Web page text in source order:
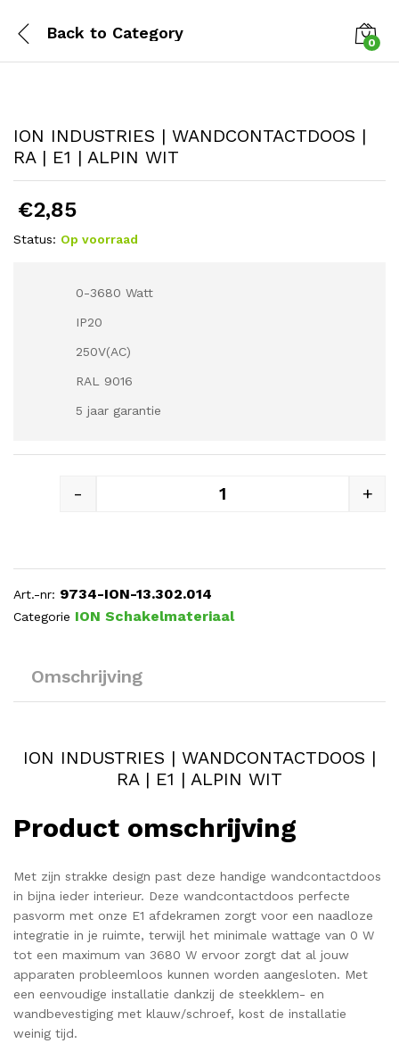
Back to Category
0
ION INDUSTRIES | WANDCONTACTDOOS |
RA | E1 | ALPIN WIT
€2,85
Status: Op voorraad
0-3680 Watt
IP20
250V(AC)
RAL 9016
5 jaar garantie
ION INDUSTRIES |
- +
Art.-nr: 9734-ION-13.302.014
Categorie ION Schakelmateriaal
Omschrijving
ION INDUSTRIES | WANDCONTACTDOOS |
RA | E1 | ALPIN WIT
Product omschrijving
Met zijn strakke design past deze handige wandcontactdoos
in bijna ieder interieur. Deze wandcontactdoos perfecte
pasvorm met onze E1 afdekramen zorgt voor een naadloze
integratie in je ruimte, terwijl het minimale wattage van 0 W
tot een maximum van 3680 W ervoor zorgt dat al jouw
apparaten probleemloos kunnen worden aangesloten. Met
een eenvoudige installatie dankzij de steekklem- en
wandbevestiging met klauw/schroef, kost de installatie
weinig tijd.